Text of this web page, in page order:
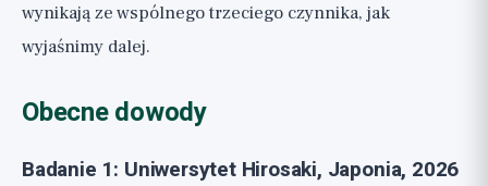
wynikają ze wspólnego trzeciego czynnika, jak
wyjaśnimy dalej.
Obecne dowody
Badanie 1: Uniwersytet Hirosaki, Japonia, 2026